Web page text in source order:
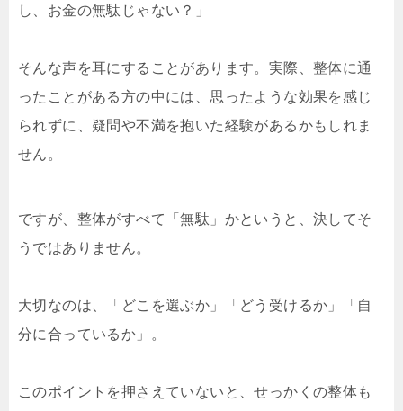
し、お金の無駄じゃない？」
そんな声を耳にすることがあります。実際、整体に通
ったことがある方の中には、思ったような効果を感じ
られずに、疑問や不満を抱いた経験があるかもしれま
せん。
ですが、整体がすべて「無駄」かというと、決してそ
うではありません。
大切なのは、「どこを選ぶか」「どう受けるか」「自
分に合っているか」。
このポイントを押さえていないと、せっかくの整体も